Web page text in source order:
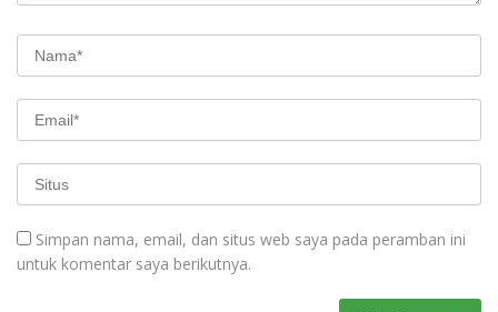
Simpan nama, email, dan situs web saya pada peramban ini
untuk komentar saya berikutnya.